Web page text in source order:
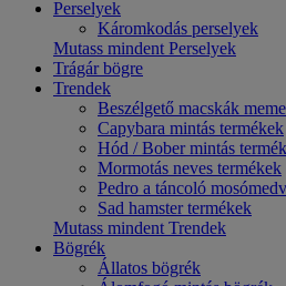
Perselyek
Káromkodás perselyek
Mutass mindent Perselyek
Trágár bögre
Trendek
Beszélgető macskák
Capybara mintás termékek
Hód / Bober mintás
Mormotás neves termékek
Pedro a táncoló
Sad hamster termékek
Mutass mindent Trendek
Bögrék
Állatos bögrék